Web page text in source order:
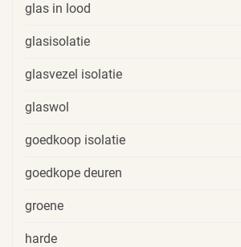
glas in lood
glasisolatie
glasvezel isolatie
glaswol
goedkoop isolatie
goedkope deuren
groene
harde